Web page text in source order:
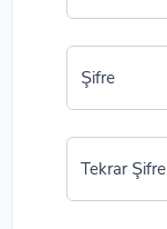
Şifre
Tekrar Şifre